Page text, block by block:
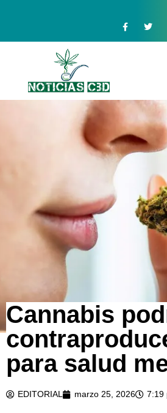
Cannabis
para salud
EDITORIAL marzo 25, 2026 7:19